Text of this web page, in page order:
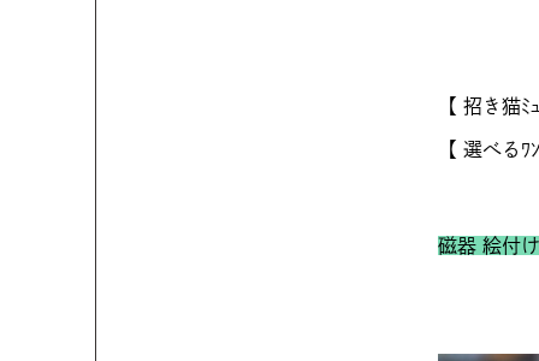
【 招き猫
【 選べる
磁器 絵付